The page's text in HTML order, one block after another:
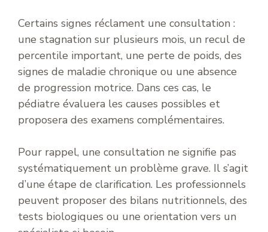
Certains signes réclament une consultation :
une stagnation sur plusieurs mois, un recul de
percentile important, une perte de poids, des
signes de maladie chronique ou une absence
de progression motrice. Dans ces cas, le
pédiatre évaluera les causes possibles et
proposera des examens complémentaires.
Pour rappel, une consultation ne signifie pas
systématiquement un problème grave. Il s’agit
d’une étape de clarification. Les professionnels
peuvent proposer des bilans nutritionnels, des
tests biologiques ou une orientation vers un